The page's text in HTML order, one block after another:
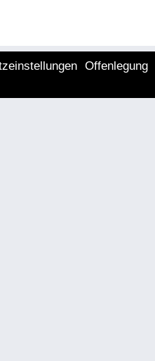
Offenlegung